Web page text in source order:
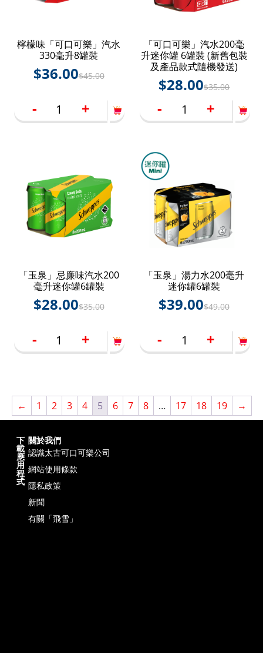
檸檬味「可口可樂」汽水
330毫升8罐裝
$45.00
$36.00
-
+
「可口可樂」汽水200毫
升迷你罐 6罐裝 (新舊包裝
及產品款式隨機發送)
$35.00
$28.00
-
+
「玉泉」忌廉味汽水200
毫升迷你罐6罐裝
$35.00
$28.00
-
+
「玉泉」湯力水200毫升
迷你罐6罐裝
$49.00
$39.00
-
+
← 1 2 3 4 5 6 7 8 … 17 18 19 →
下
載
應
用
程
式
關於我們
認識太古可口可樂公司
網站使用條款
隱私政策
新聞
有關「飛雪」